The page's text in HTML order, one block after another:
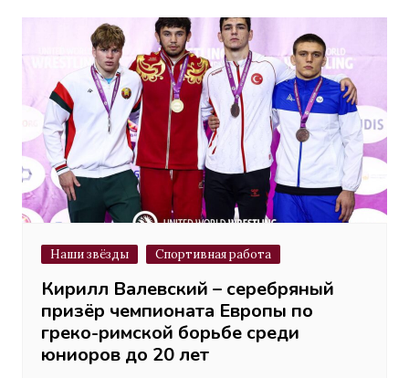
Наши звёзды Спортивная работа
Кирилл Валевский – серебряный
призёр чемпионата Европы по
греко-римской борьбе среди
юниоров до 20 лет